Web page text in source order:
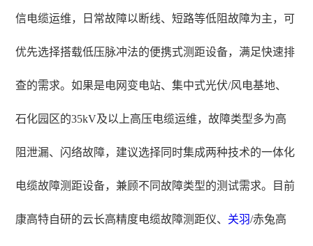
信电缆运维，日常故障以断线、短路等低阻故障为主，可
优先选择搭载低压脉冲法的便携式测距设备，满足快速排
查的需求。如果是电网变电站、集中式光伏/风电基地、
石化园区的35kV及以上高压电缆运维，故障类型多为高
阻泄漏、闪络故障，建议选择同时集成两种技术的一体化
电缆故障测距设备，兼顾不同故障类型的测试需求。目前
康高特自研的云长高精度电缆故障测距仪、 关羽/赤兔高